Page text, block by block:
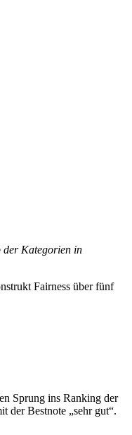
der Kategorien in
Fairness über fünf
Sprung ins Ranking der
der Bestnote „sehr gut“.